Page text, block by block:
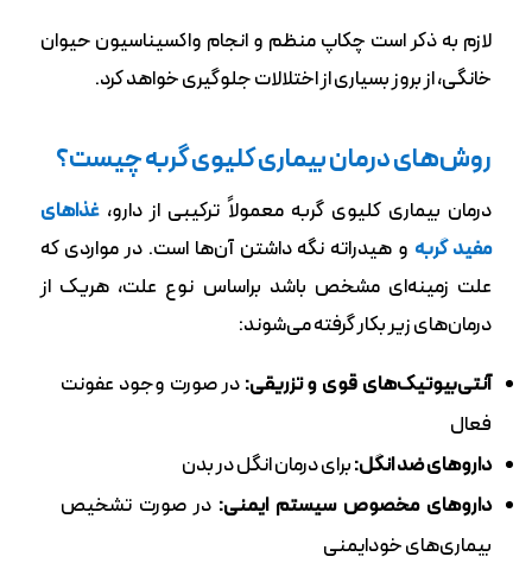
لازم به ذکر است چکاپ منظم و انجام واکسیناسیون حیوان
خانگی، از بروز بسیاری از اختلالات جلوگیری خواهد کرد.
روش‌های درمان بیماری کلیوی گربه چیست؟
درمان بیماری کلیوی گربه معمولاً ترکیبی از دارو،غذاهای
مفید گربه و هیدراته نگه داشتن آن‌ها است. در مواردی که
علت زمینه‌ای مشخص باشد براساس نوع علت، هریک از
درمان‌های زیر بکار گرفته می‌شوند:
آنتی‌بیوتیک‌های قوی و تزریقی:در صورت وجود عفونت
فعال
داروهای ضد انگل:برای درمان انگل در بدن
داروهای مخصوص سیستم ایمنی: در صورت تشخیص
بیماری‌های خودایمنی